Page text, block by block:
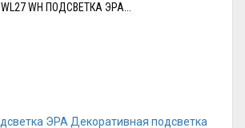
WL27 WH ПОДСВЕТКА ЭРА...